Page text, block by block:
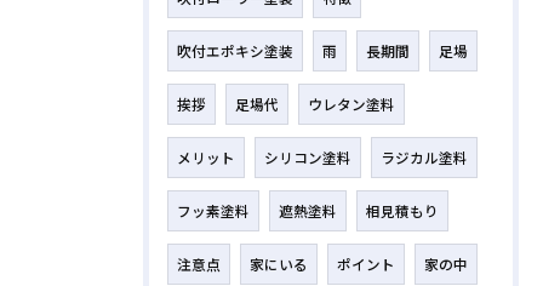
吹付エポキシ塗装 雨 長期間 足場
挨拶 足場代 ウレタン塗料
メリット シリコン塗料 ラジカル塗料
フッ素塗料 遮熱塗料 相見積もり
注意点 家にいる ポイント 家の中